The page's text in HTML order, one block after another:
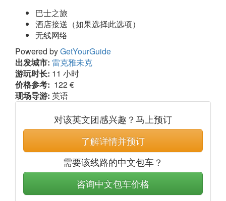
巴士之旅
酒店接送（如果选择此选项）
无线网络
Powered byGetYourGuide
出发城市: 雷克雅未克
游玩时长: 11 小时
价格参考: 122 €
现场导游: 英语
对该英文团感兴趣？马上预订
了解详情并预订
需要该线路的中文包车？
咨询中文包车价格